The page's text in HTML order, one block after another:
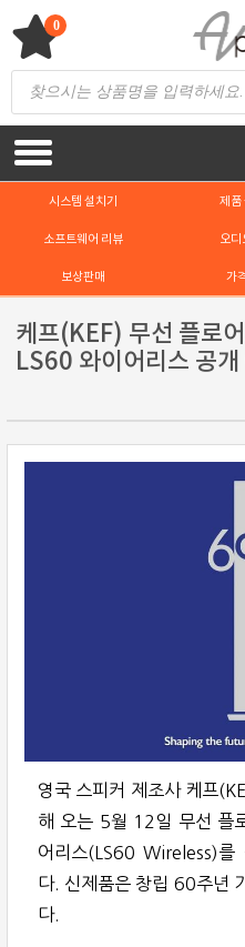
content
AV 플라자
하이파이 / 홈씨어터 전문 쇼핑
Products
search
0
시스템 설치기 제품
소프트웨어 리뷰 오
보상판매 가
케프(KEF) 무선 플로
LS60 와이어리스 공개
영국 스피커 제조사 케프
해 오는 5월 12일 무선 플
어리스(LS60 Wireless)를
다. 신제품은 창립 60주년
다.